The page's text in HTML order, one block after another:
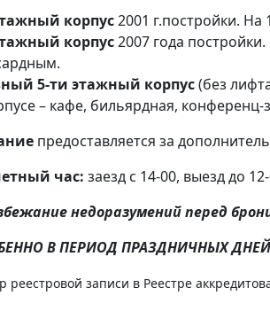
корпус2001 г.постройки.
корпус2007 года
5-ти этажный корпус(без
– кафе, бильярдная, конференц-
предоставляется за
час: заезд с 14-00, выезд до
недоразумений перед
В ПЕРИОД ПРАЗДНИЧНЫХ ДНЕЙ
реестровой записи в Реестре